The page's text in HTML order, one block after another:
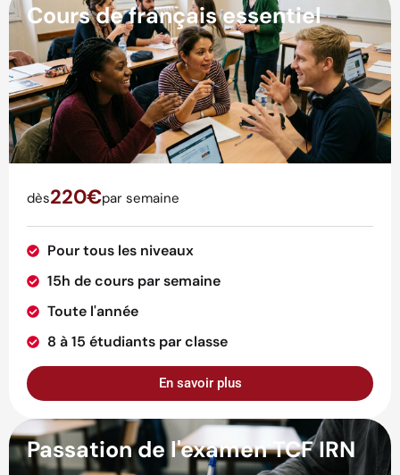
Cours de français essentiel
dès220€par semaine
Pour tous les niveaux
15h de cours par semaine
Toute l'année
8 à 15 étudiants par classe
En savoir plus
Passation de l'examen TCF IRN